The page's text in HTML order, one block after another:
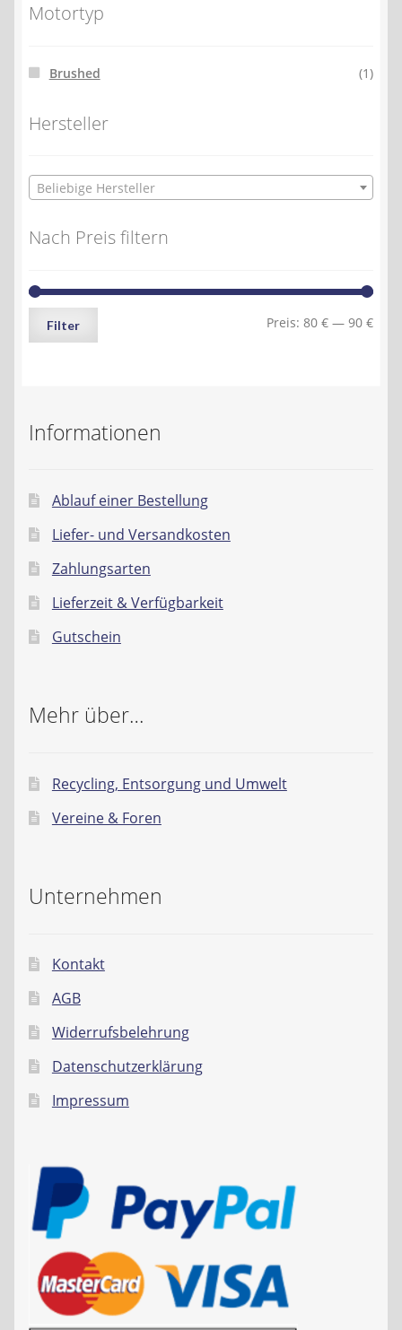
Motortyp
Brushed (1)
Hersteller
Beliebige Hersteller
Nach Preis filtern
Min.
Max.
Filter Preis: 80 € — 90 €
Informationen
Ablauf einer Bestellung
Liefer- und Versandkosten
Zahlungsarten
Lieferzeit & Verfügbarkeit
Gutschein
Mehr über…
Recycling, Entsorgung und Umwelt
Vereine & Foren
Unternehmen
Kontakt
AGB
Widerrufsbelehrung
Datenschutzerklärung
Impressum